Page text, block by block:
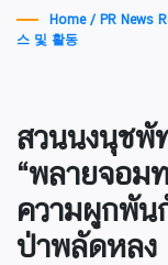
Home / PR News
스 및 활동
สวนนงนุชพั
“พลายจอม
ความผูกพัน
ป่าพลัดหลง